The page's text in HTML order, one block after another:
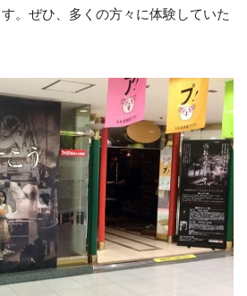
。ぜひ、多くの方々に体験していた